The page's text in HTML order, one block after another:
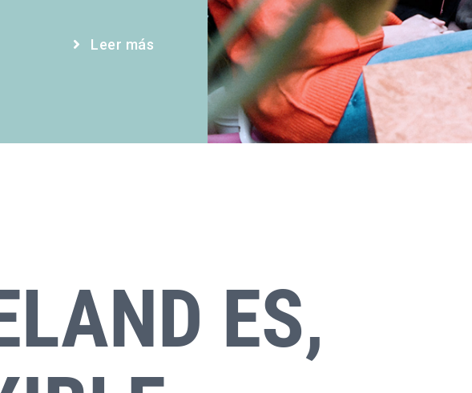
Leer más
ES,